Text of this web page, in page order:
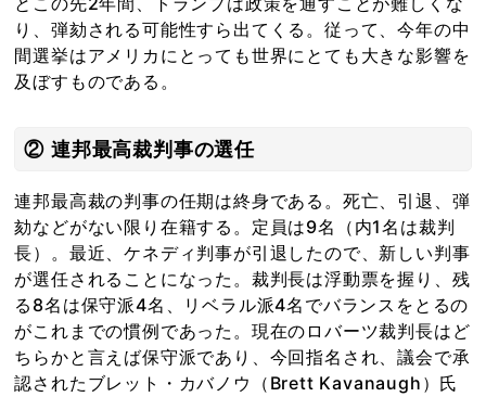
り、弾劾される可能性すら出てくる。従って、今年の中
間選挙はアメリカにとっても世界にとても大きな影響を
及ぼすものである。
② 連邦最高裁判事の選任
連邦最高裁の判事の任期は終身である。死亡、引退、弾
劾などがない限り在籍する。定員は9名（内1名は裁判
長）。最近、ケネディ判事が引退したので、新しい判事
が選任されることになった。裁判長は浮動票を握り、残
る8名は保守派4名、リベラル派4名でバランスをとるの
がこれまでの慣例であった。現在のロバーツ裁判長はど
ちらかと言えば保守派であり、今回指名され、議会で承
認されたブレット・カバノウ（Brett Kavanaugh）氏